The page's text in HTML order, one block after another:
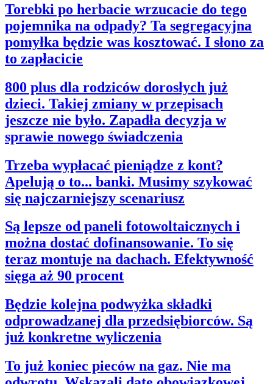
Torebki po herbacie wrzucacie do tego
pojemnika na odpady? Ta segregacyjna
pomyłka będzie was kosztować. I słono za
to zapłacicie
800 plus dla rodziców dorosłych już
dzieci. Takiej zmiany w przepisach
jeszcze nie było. Zapadła decyzja w
sprawie nowego świadczenia
Trzeba wypłacać pieniądze z kont?
Apelują o to... banki. Musimy szykować
się najczarniejszy scenariusz
Są lepsze od paneli fotowoltaicznych i
można dostać dofinansowanie. To się
teraz montuje na dachach. Efektywność
sięga aż 90 procent
Będzie kolejna podwyżka składki
odprowadzanej dla przedsiębiorców. Są
już konkretne wyliczenia
To już koniec pieców na gaz. Nie ma